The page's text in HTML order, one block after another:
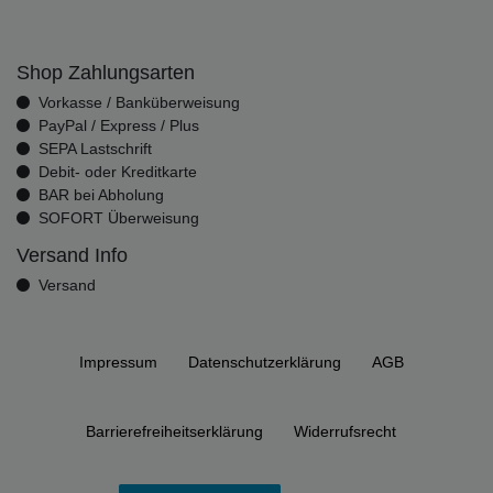
Shop Zahlungsarten
Vorkasse / Banküberweisung
PayPal / Express / Plus
SEPA Lastschrift
Debit- oder Kreditkarte
BAR bei Abholung
SOFORT Überweisung
Versand Info
Versand
Impressum Daten­schutz­erklärung AGB
Barrierefreiheitserklärung Widerrufs­recht